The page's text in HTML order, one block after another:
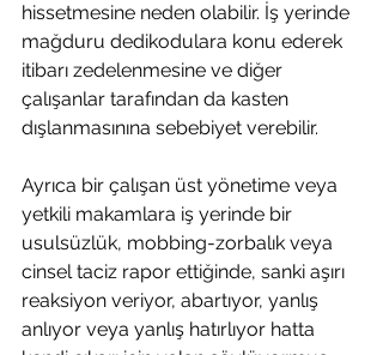
hissetmesine neden olabilir. İş yerinde
mağduru dedikodulara konu ederek
itibarı zedelenmesine ve diğer
çalışanlar tarafından da kasten
dışlanmasınına sebebiyet verebilir.
Ayrıca bir çalışan üst yönetime veya
yetkili makamlara iş yerinde bir
usulsüzlük, mobbing-zorbalık veya
cinsel taciz rapor ettiğinde, sanki aşırı
reaksiyon veriyor, abartıyor, yanlış
anlıyor veya yanlış hatırlıyor hatta